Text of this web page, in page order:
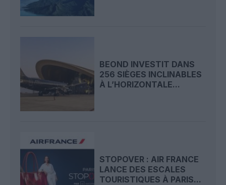
BEOND INVESTIT DANS
256 SIÈGES INCLINABLES
À L’HORIZONTALE...
STOPOVER : AIR FRANCE
LANCE DES ESCALES
TOURISTIQUES À PARIS...